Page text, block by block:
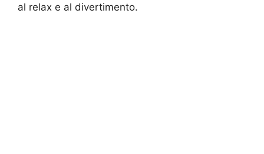
al relax e al divertimento.